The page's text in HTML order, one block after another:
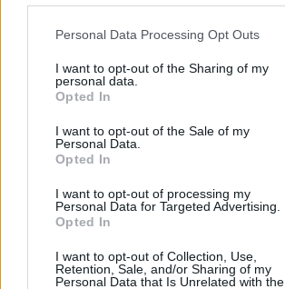
Personal Data Processing Opt Outs
I want to opt-out of the Sharing of my
personal data.
Opted In
I want to opt-out of the Sale of my
Personal Data.
Opted In
I want to opt-out of processing my
Personal Data for Targeted Advertising.
Opted In
I want to opt-out of Collection, Use,
Retention, Sale, and/or Sharing of my
Personal Data that Is Unrelated with the